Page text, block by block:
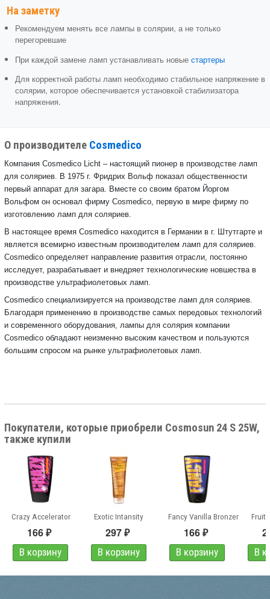
На заметку
Рекомендуем менять все лампы в солярии, а не только
перегоревшие
При каждой замене ламп устанавливать новые стартеры
Для корректной работы ламп необходимо стабильное напряжение в
солярии, которое обеспечивается установкой стабилизатора
напряжения.
О производителе Cosmedico
Компания Cosmedico Licht – настоящий пионер в производстве ламп
для соляриев. В 1975 г. Фридрих Вольф показал общественности
первый аппарат для загара. Вместе со своим братом Йоргом
Вольфом он основал фирму Cosmedico, первую в мире фирму по
изготовлению ламп для соляриев.
В настоящее время Cosmedico находится в Германии в г. Штутгарте и
является всемирно известным производителем ламп для соляриев.
Cosmedico определяет направление развития отрасли, постоянно
исследует, разрабатывает и внедряет технологические новшества в
производстве ультрафиолетовых ламп.
Cosmedico специализируется на производстве ламп для соляриев.
Благодаря применению в производстве самых передовых технологий
и современного оборудования, лампы для солярия компании
Cosmedico обладают неизменно высоким качеством и пользуются
большим спросом на рынке ультрафиолетовых ламп.
Покупатели, которые приобрели Cosmosun 24 S 25W,
также купили
Crazy Accelerator
166 ₽
Exotic Intansity
297 ₽
Fancy Vanilla Bronzer
166 ₽